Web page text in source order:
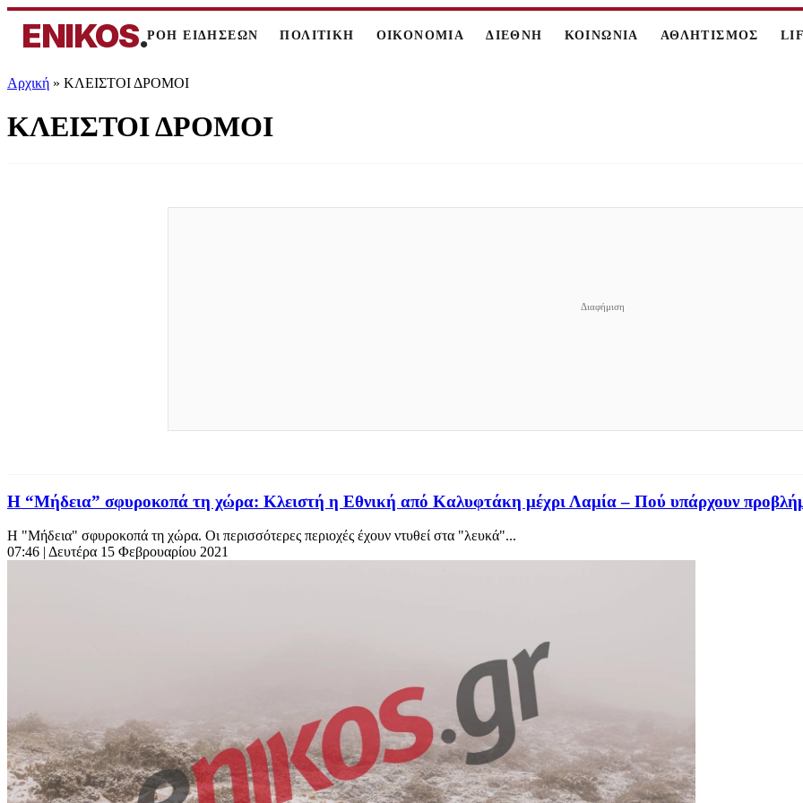
ENIKOS.ΡΟΗ ΕΙΔΗΣΕΩΝ ΠΟΛΙΤΙΚΗ ΟΙΚΟΝΟΜΙΑ ΔΙΕΘΝΗ ΚΟΙΝΩΝΙΑ ΑΘΛΗΤΙΣΜΟΣ
Αρχική » ΚΛΕΙΣΤΟΙ ΔΡΟΜΟΙ
ΚΛΕΙΣΤΟΙ ΔΡΟΜΟΙ
Η “Μήδεια” σφυροκοπά τη χώρα: Κλειστή η Εθνική από Καλυφτάκη μέχρι Λαμία – Πού υπάρχουν
Η "Μήδεια" σφυροκοπά τη χώρα. Οι περισσότερες περιοχές έχουν ντυθεί στα "λευκά"...
07:46 | Δευτέρα 15 Φεβρουαρίου 2021